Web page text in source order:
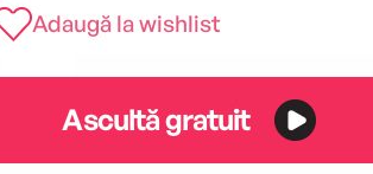
Adaugă la wishlist
Ascultă gratuit